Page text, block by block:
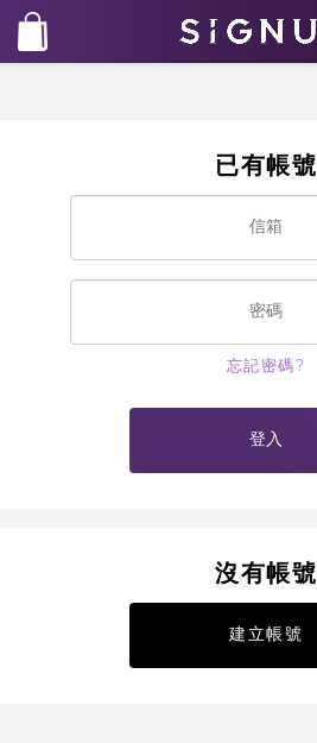
已有帳號
忘記密碼?
登入
沒有帳號
建立帳號